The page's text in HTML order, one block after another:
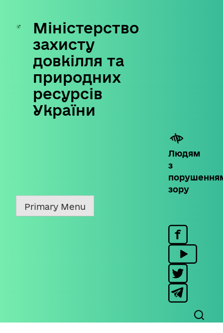
Skip
content
Міністерство
захисту
довкілля та
природних
ресурсів
України
Людям
з
зору
Primary Menu